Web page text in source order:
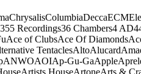
ChrysalisColumbiaDeccaECM
355 Recordings36 Chambers4 AD
Ace of ClubsAce Of Diamonds
TentaclesAltoAlucard
ANWOAOIAp-Gu-GaApple